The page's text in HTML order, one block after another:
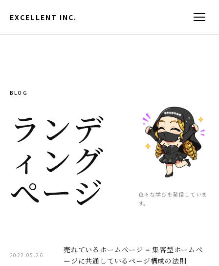
EXCELLENT INC.
BLOG
ランデ
ィング
ぺージ
色々な学びを発信していま
す。
2022.05.26
売れているホームぺージ = 集客型ホームぺ
ージに共通しているぺージ構成の法則